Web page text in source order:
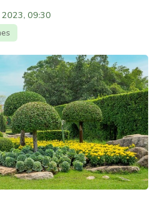
2023, 09:30